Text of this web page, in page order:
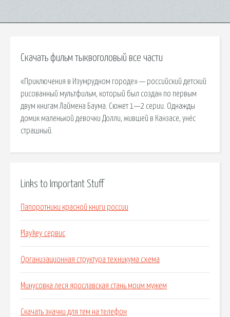
Скачать фильм тыквоголовый все части
«Приключения в Изумрудном городе» — российский детский
рисованный мультфильм, который был создан по первым
двум книгам Лаймена Баума. Сюжет 1—2 серии. Однажды
домик маленькой девочки Долли, жившей в Канзасе, унёс
страшный.
Links to Important Stuff
Папоротники красной книги россии
Playkey сервис
Организационная структура техникума схема
Минусовка леся ярославская стань моим мужем
Скачать значки для тем на телефон